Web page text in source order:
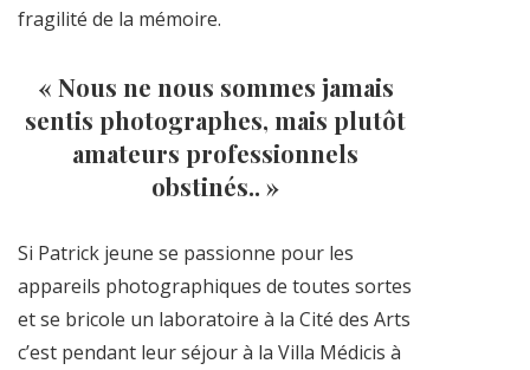
fragilité de la mémoire.
« Nous ne nous sommes jamais
sentis photographes, mais plutôt
amateurs professionnels
obstinés.. »
Si Patrick jeune se passionne pour les
appareils photographiques de toutes sortes
et se bricole un laboratoire à la Cité des Arts
c’est pendant leur séjour à la Villa Médicis à